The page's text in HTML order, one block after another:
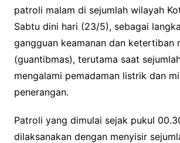
patroli malam di sejumlah wilayah
Sabtu dini hari (23/5), sebagai
gangguan keamanan dan ketertiban
(guantibmas), terutama saat
mengalami pemadaman listrik dan
penerangan.
Patroli yang dimulai sejak pukul
dilaksanakan dengan menyisir